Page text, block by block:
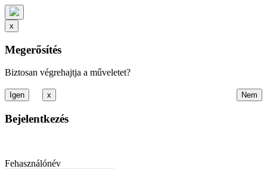
x
Megerősítés
Biztosan végrehajtja a műveletet?
x
Bejelentkezés
Fehasználónév